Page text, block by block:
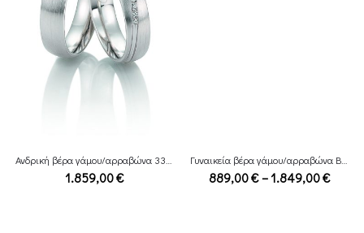
1.859,00€ 889,00€–1.849,00€Price